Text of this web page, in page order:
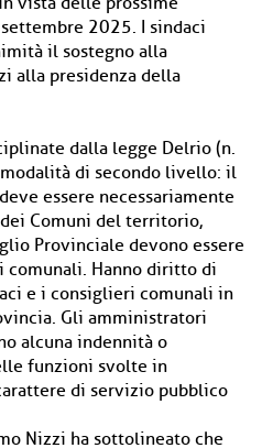
2025. I sindaci
il sostegno alla
alla presidenza della
dalla legge Delrio (n.
di secondo livello: il
essere necessariamente
Comuni del territorio,
Provinciale devono essere
Hanno diritto di
e i consiglieri comunali in
Gli amministratori
alcuna indennità o
funzioni svolte in
di servizio pubblico
Nizzi ha sottolineato che